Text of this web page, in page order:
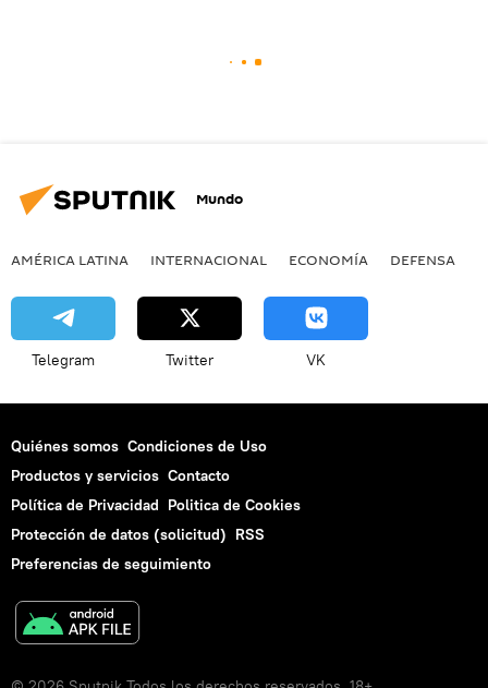
Mundo
AMÉRICA LATINA INTERNACIONAL ECONOMÍA DEFENSA
Telegram Twitter VK
Quiénes somos Condiciones de Uso
Productos y servicios Contacto
Política de Privacidad Politica de Cookies
Protección de datos (solicitud) RSS
Preferencias de seguimiento